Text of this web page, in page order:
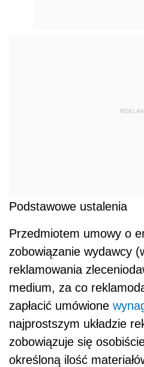
Podstawowe ustalenia
Przedmiotem umowy o
zobowiązanie wydawcy
reklamowania
medium, za co
zapłacić umówione
najprostszym układzie
zobowiązuje się
określoną ilość